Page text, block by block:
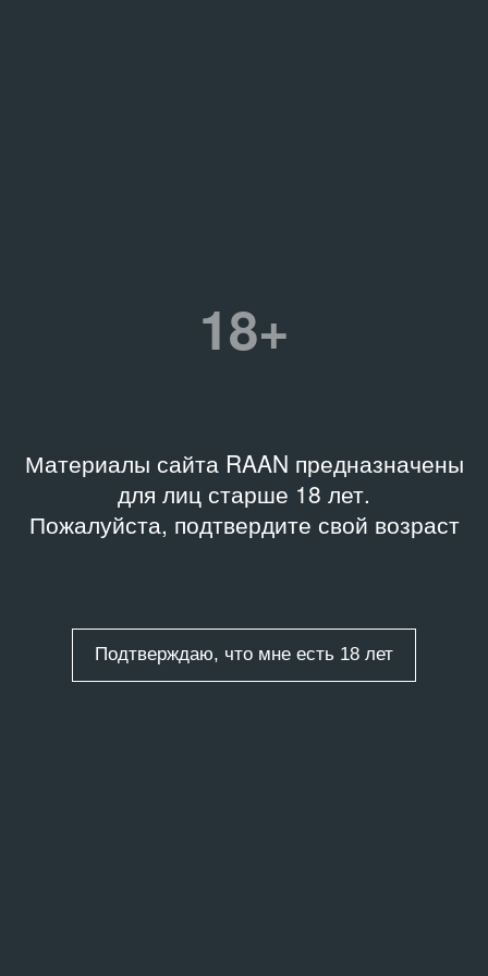
18+
Материалы сайта RAAN предназначены
для лиц старше 18 лет.
Пожалуйста, подтвердите свой возраст
Подтверждаю, что мне есть 18 лет